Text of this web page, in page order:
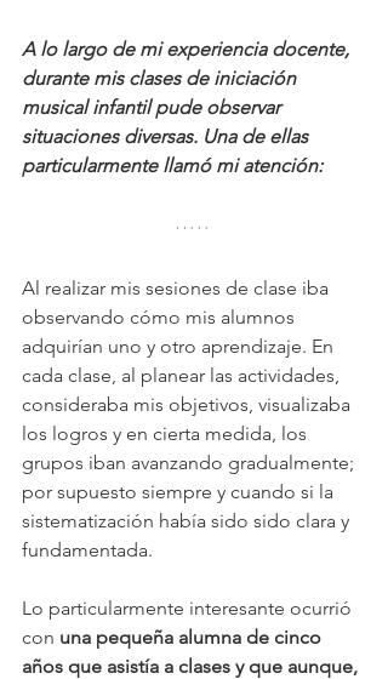
A lo largo de mi experiencia docente,
durante mis clases de iniciación
musical infantil pude observar
situaciones diversas. Una de ellas
particularmente llamó mi atención:
Al realizar mis sesiones de clase iba
observando cómo mis alumnos
adquirían uno y otro aprendizaje. En
cada clase, al planear las actividades,
consideraba mis objetivos, visualizaba
los logros y en cierta medida, los
grupos iban avanzando gradualmente;
por supuesto siempre y cuando si la
sistematización había sido sido clara y
fundamentada.
Lo particularmente interesante ocurrió
con una pequeña alumna de cinco
años que asistía a clases y que aunque,